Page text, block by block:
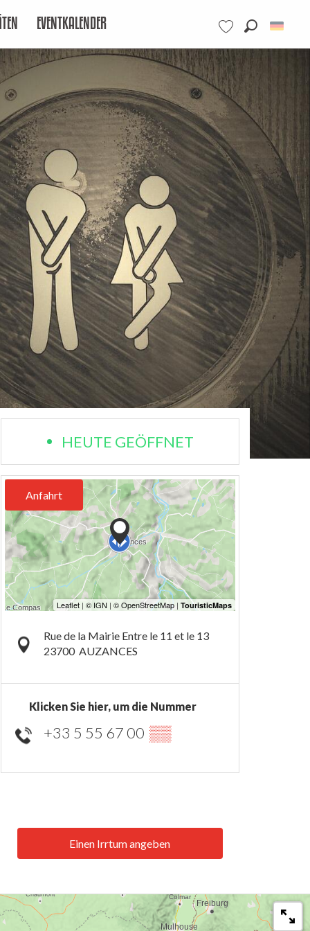
Voir les favoris
EVENTKALENDER
HEUTE GEÖFFNET
Anfahrt
Rue de la Mairie Entre le 11 et le 13
23700 AUZANCES
Klicken Sie hier, um die Nummer
+33 5 55 67 00 ▒▒
Einen Irrtum angeben